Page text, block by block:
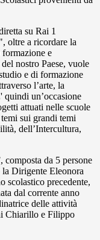
su Rai 1
oltre a ricordare la
e
nostro Paese, vuole
e di formazione
l’arte, la
quindi un’occasione
attuati nelle scuole
sui grandi temi
dell’Intercultura,
da 5 persone
Dirigente Eleonora
scolastico precedente,
dal corrente anno
delle attività
Chiarillo e Filippo